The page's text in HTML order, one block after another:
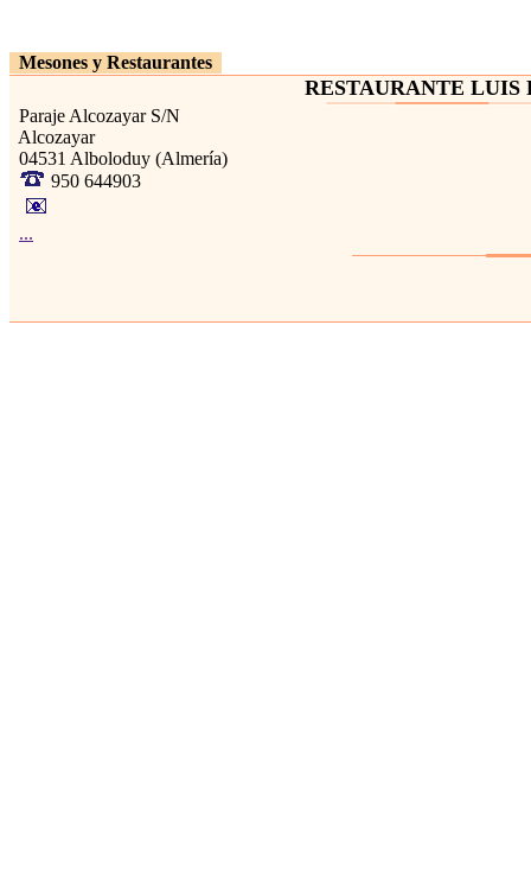
Mesones y Restaurantes
RESTAURANTE LUIS
Paraje Alcozayar S/N
Alcozayar
04531 Alboloduy (Almería)
950 644903
...